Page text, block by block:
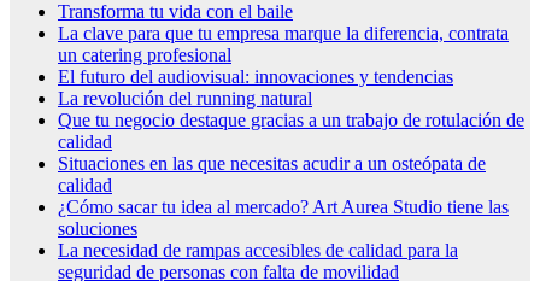
Transforma tu vida con el baile
La clave para que tu empresa marque la diferencia, contrata
un catering profesional
El futuro del audiovisual: innovaciones y tendencias
La revolución del running natural
Que tu negocio destaque gracias a un trabajo de rotulación de
calidad
Situaciones en las que necesitas acudir a un osteópata de
calidad
¿Cómo sacar tu idea al mercado? Art Aurea Studio tiene las
soluciones
La necesidad de rampas accesibles de calidad para la
seguridad de personas con falta de movilidad